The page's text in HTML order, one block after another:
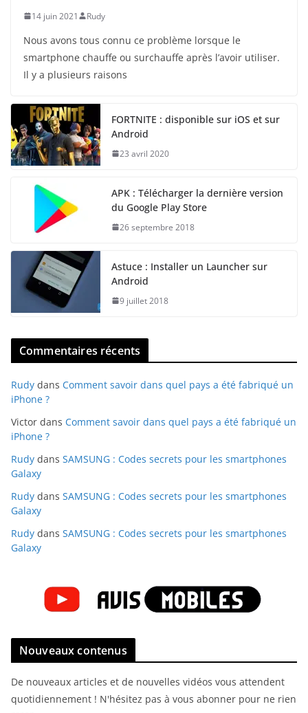
14 juin 2021 Rudy
Nous avons tous connu ce problème lorsque le
smartphone chauffe ou surchauffe après l’avoir utiliser.
Il y a plusieurs raisons
FORTNITE : disponible sur iOS et sur
Android
23 avril 2020
APK : Télécharger la dernière version
du Google Play Store
26 septembre 2018
Astuce : Installer un Launcher sur
Android
9 juillet 2018
Commentaires récents
Rudy dans Comment savoir dans quel pays a été fabriqué un
iPhone ?
Victor dans Comment savoir dans quel pays a été fabriqué un
iPhone ?
Rudy dans SAMSUNG : Codes secrets pour les smartphones
Galaxy
Rudy dans SAMSUNG : Codes secrets pour les smartphones
Galaxy
Rudy dans SAMSUNG : Codes secrets pour les smartphones
Galaxy
Nouveaux contenus
De nouveaux articles et de nouvelles vidéos vous attendent
quotidiennement ! N'hésitez pas à vous abonner pour ne rien